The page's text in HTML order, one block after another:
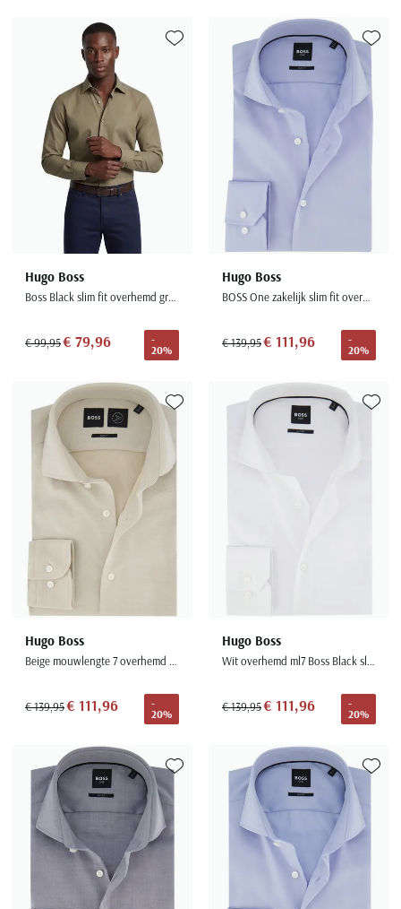
Hugo Boss
Boss Black slim fit overhemd groen
€ 99,95€ 79,96
-
20%
Toevoegen aan favorieten
Hugo Boss
BOSS One zakelijk slim fit overhemd lichtblauw
€ 139,95€ 111,96
-
20%
Hugo Boss
Beige mouwlengte 7 overhemd Boss Black katoen
€ 139,95€ 111,96
-
20%
Toevoegen aan favorieten
Hugo Boss
Wit overhemd ml7 Boss Black slim fit katoen
€ 139,95€ 111,96
-
20%
Toevoegen aan favorieten